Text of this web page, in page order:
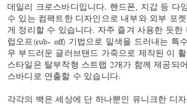
데일리 크로스바디입니다. 핸드폰, 지갑 등 다
수 있는 컴팩트한 디자인으로 내부와 외부 포
게 정리할 수 있습니다. 자주 즐겨 사용한 듯한
럽오프(rub- off) 기법으로 밑색을 드러내는 특
우 부드러운 글러브탠드 가죽으로 제작된 이
스타일은 탈부착형 스트랩 2개가 함께 제공되
스바디로 연출할 수 있습니다.
각각의 백은 세상에 단 하나뿐인 유니크한 디